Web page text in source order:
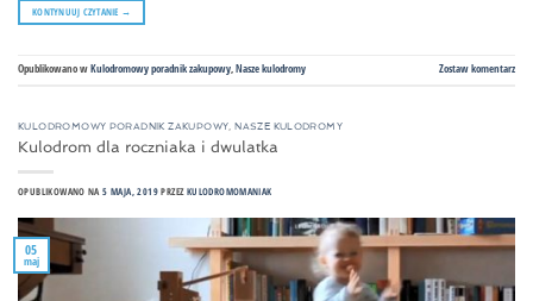
KONTYNUUJ CZYTANIE →
Opublikowano wKulodromowy poradnik zakupowy,Nasze kulodromy Zostaw komentarz
KULODROMOWY PORADNIK ZAKUPOWY NASZE KULODROMY
Kulodrom dla roczniaka i dwulatka
OPUBLIKOWANO NA5 MAJA, 2019 PRZEZ KULODROMOMANIAK
05
maj